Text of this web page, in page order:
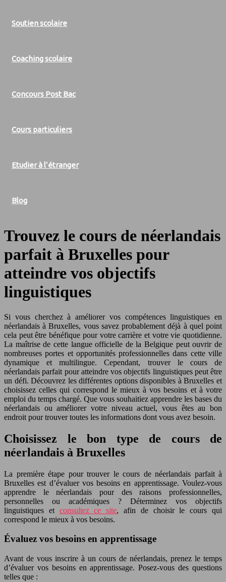
Soutien scolaire
Coaching scolaire
Concours Post Bac
Cours particuliers
Etudier à l’étranger
Blog
Trouvez le cours de néerlandais
parfait à Bruxelles pour
atteindre vos objectifs
linguistiques
Si vous cherchez à améliorer vos compétences linguistiques en
néerlandais à Bruxelles, vous savez probablement déjà à quel point
cela peut être bénéfique pour votre carrière et votre vie quotidienne.
La maîtrise de cette langue officielle de la Belgique peut ouvrir de
nombreuses portes et opportunités professionnelles dans cette ville
dynamique et multilingue. Cependant, trouver le cours de
néerlandais parfait pour atteindre vos objectifs linguistiques peut être
un défi. Découvrez les différentes options disponibles à Bruxelles et
choisissez celles qui correspond le mieux à vos besoins et à votre
emploi du temps chargé. Que vous souhaitiez apprendre les bases du
néerlandais ou améliorer votre niveau actuel, vous êtes au bon
endroit pour trouver toutes les informations dont vous avez besoin.
Choisissez le bon type de cours de
néerlandais à Bruxelles
La première étape pour trouver le cours de néerlandais parfait à
Bruxelles est d’évaluer vos besoins en apprentissage. Voulez-vous
apprendre le néerlandais pour des raisons professionnelles,
personnelles ou académiques ? Déterminez vos objectifs
linguistiques et consultez ce site, afin de choisir le cours qui
correspond le mieux à vos besoins.
Évaluez vos besoins en apprentissage
Avant de vous inscrire à un cours de néerlandais, prenez le temps
d’évaluer vos besoins en apprentissage. Posez-vous des questions
telles que :